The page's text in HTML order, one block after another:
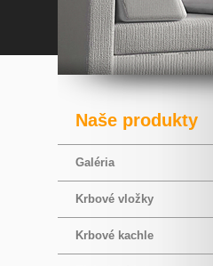
Naše produkty
Galéria
Krbové vložky
Krbové kachle